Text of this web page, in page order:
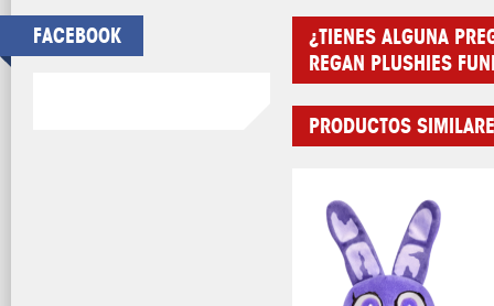
FACEBOOK
¿TIENES ALGUNA
REGAN PLUSHIES
PRODUCTOS